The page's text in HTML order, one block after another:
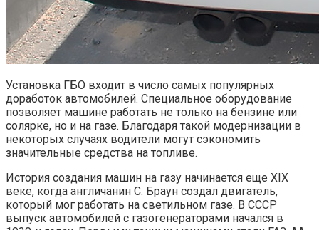
Установка ГБО входит в число самых популярных
доработок автомобилей. Специальное оборудование
позволяет машине работать не только на бензине или
солярке, но и на газе. Благодаря такой модернизации в
некоторых случаях водители могут сэкономить
значительные средства на топливе.
История создания машин на газу начинается еще XIX
веке, когда англичанин С. Браун создал двигатель,
который мог работать на светильном газе. В СССР
выпуск автомобилей с газогенераторами начался в